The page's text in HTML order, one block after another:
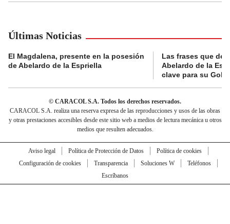
Últimas Noticias
El Magdalena, presente en la posesión
de Abelardo de la Espriella
Las frases que
Abelardo de la
clave para su
© CARACOL S.A. Todos los derechos reservados.
CARACOL S.A. realiza una reserva expresa de las reproducciones y usos de las obras
y otras prestaciones accesibles desde este sitio web a medios de lectura mecánica u otros
medios que resulten adecuados.
Aviso legal Política de Protección de Datos
Política de cookies
Configuración de cookies
Transparencia Soluciones W
Teléfonos
Escríbanos